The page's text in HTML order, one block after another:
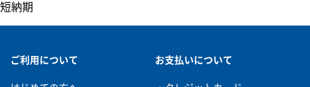
短納期
ご利用について お支払いについて